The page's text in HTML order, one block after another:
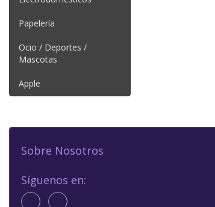
Papelería
Ocio / Deportes /
Mascotas
Apple
Sobre Nosotros
Síguenos en: